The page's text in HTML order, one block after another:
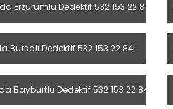
Erzurumlu Dedektif 532 153 22 84
Bursalı Dedektif 532 153 22 84
Bayburtlu Dedektif 532 153 22 84